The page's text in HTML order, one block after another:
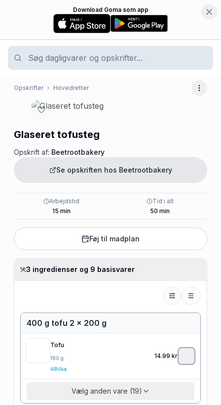
Download Goma som app
Opskrifter Hovedretter Flere
Glaseret tofusteg
Opskrift af: Beetrootbakery
Se opskriften hos Beetrootbakery
Arbejdstid
15 min
Tid i alt
50 min
Føj til madplan
3 ingredienser og 9 basisvarer
400 g tofu 2 x 200 g
Tofu
180 g
Bilka
14.99 kr
Vælg anden vare (19)